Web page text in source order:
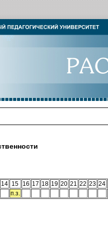
14 15 16 17 18 19 20 21 22 23 24
п.з.